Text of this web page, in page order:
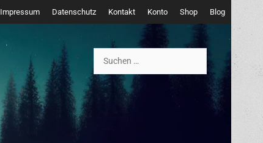
Impressum Datenschutz Kontakt Konto Shop Blog
nach: